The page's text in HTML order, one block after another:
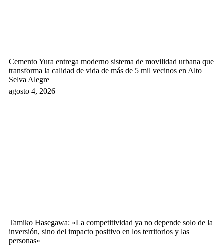
Cemento Yura entrega moderno sistema de movilidad urbana que
transforma la calidad de vida de más de 5 mil vecinos en Alto
Selva Alegre
agosto 4, 2026
Tamiko Hasegawa: «La competitividad ya no depende solo de la
inversión, sino del impacto positivo en los territorios y las
personas»